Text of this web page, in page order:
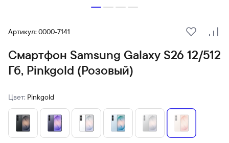
Артикул: 0000-7141
В
Смартфон Samsung Galaxy S26 12/512
Гб, Pinkgold (Розовый)
Цвет: Pinkgold